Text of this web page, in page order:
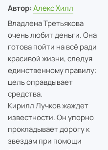
Автор: Алекс Хилл
Владлена Третьякова
очень любит деньги. Она
готова пойти на всё ради
красивой жизни, следуя
единственному правилу:
цель оправдывает
средства.
Кирилл Лучков жаждет
известности. Он упорно
прокладывает дорогу к
звездам при помощи